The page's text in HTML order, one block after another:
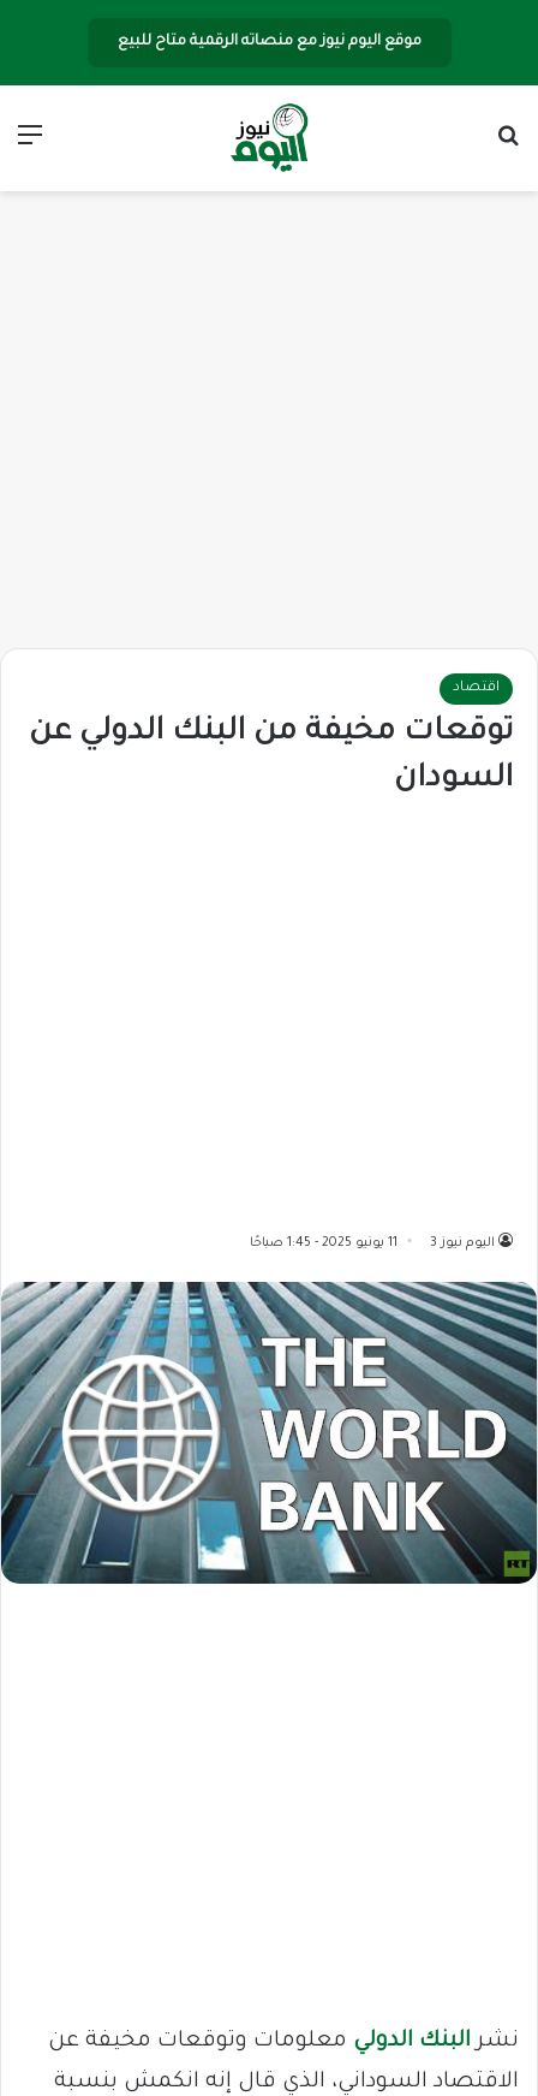
موقع اليوم نيوز مع منصاته الرقمية متاح للبيع
اقتصاد
توقعات مخيفة من البنك الدولي عن
السودان
اليوم نيوز 3 11 يونيو 2025 - 1:45 صباحًا
نشر البنك الدولي معلومات وتوقعات مخيفة عن
الاقتصاد السوداني، الذي قال إنه انكمش بنسبة